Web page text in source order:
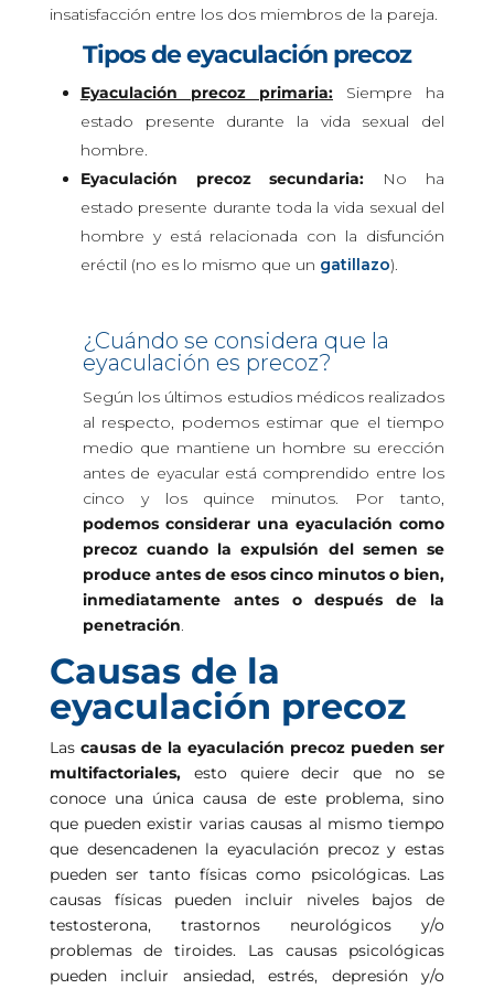
insatisfacción entre los dos miembros de la pareja.
Tipos de eyaculación precoz
Eyaculación precoz primaria: Siempre ha
estado presente durante la vida sexual del
hombre.
Eyaculación precoz secundaria: No ha
estado presente durante toda la vida sexual del
hombre y está relacionada con la disfunción
eréctil (no es lo mismo que un gatillazo).
¿Cuándo se considera que la
eyaculación es precoz?
Según los últimos estudios médicos realizados
al respecto, podemos estimar que el tiempo
medio que mantiene un hombre su erección
antes de eyacular está comprendido entre los
cinco y los quince minutos. Por tanto,
podemos considerar una eyaculación como
precoz cuando la expulsión del semen se
produce antes de esos cinco minutos o bien,
inmediatamente antes o después de la
penetración.
Causas de la
eyaculación precoz
Lascausas de la eyaculación precoz pueden ser
multifactoriales,esto quiere decir que no se
conoce una única causa de este problema, sino
que pueden existir varias causas al mismo tiempo
que desencadenen la eyaculación precoz y estas
pueden ser tanto físicas como psicológicas. Las
causas físicas pueden incluir niveles bajos de
testosterona, trastornos neurológicos y/o
problemas de tiroides. Las causas psicológicas
pueden incluir ansiedad, estrés, depresión y/o